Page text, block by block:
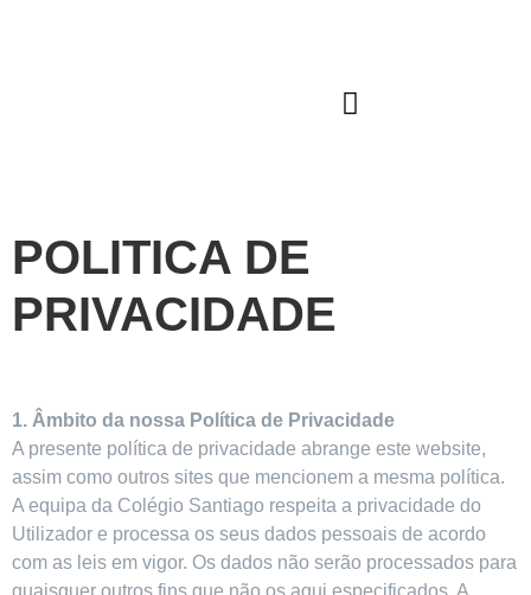
POLITICA DE
PRIVACIDADE
1. Âmbito da nossa Política de Privacidade
A presente política de privacidade abrange este website,
assim como outros sites que mencionem a mesma política.
A equipa da Colégio Santiago respeita a privacidade do
Utilizador e processa os seus dados pessoais de acordo
com as leis em vigor. Os dados não serão processados para